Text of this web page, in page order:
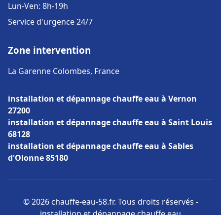
Lun-Ven: 8h-19h
Service d'urgence 24/7
Zone intervention
La Garenne Colombes, France
installation et dépannage chauffe eau à Vernon
27200
installation et dépannage chauffe eau à Saint Louis
68128
installation et dépannage chauffe eau à Sables
d'Olonne 85180
© 2026 chauffe-eau-58.fr. Tous droits réservés -